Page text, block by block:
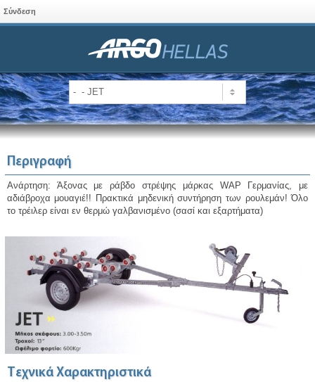
Σύνδεση
Περιγραφή
Aνάρτηση: Άξονας με ράβδο στρέψης μάρκας WAP Γερμανίας, με
αδιάβροχα μουαγιέ!! Πρακτικά μηδενική συντήρηση των ρουλεμάν! Όλο
το τρέιλερ είναι εν θερμώ γαλβανισμένο (σασί και εξαρτήματα)
Τεχνικά Χαρακτηριστικά